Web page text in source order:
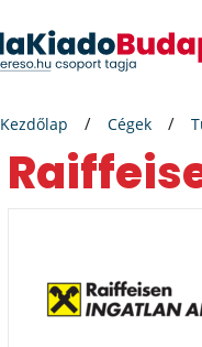
Kezdőlap Cégek